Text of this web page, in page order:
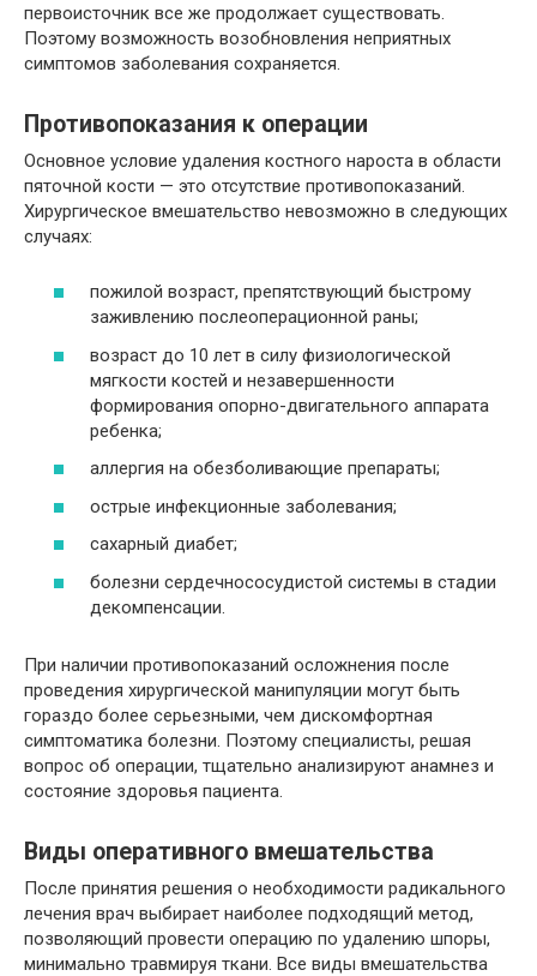
первоисточник все же продолжает существовать.
Поэтому возможность возобновления неприятных
симптомов заболевания сохраняется.
Противопоказания к операции
Основное условие удаления костного нароста в области
пяточной кости — это отсутствие противопоказаний.
Хирургическое вмешательство невозможно в следующих
случаях:
пожилой возраст, препятствующий быстрому
заживлению послеоперационной раны;
возраст до 10 лет в силу физиологической
мягкости костей и незавершенности
формирования опорно-двигательного аппарата
ребенка;
аллергия на обезболивающие препараты;
острые инфекционные заболевания;
сахарный диабет;
болезни сердечнососудистой системы в стадии
декомпенсации.
При наличии противопоказаний осложнения после
проведения хирургической манипуляции могут быть
гораздо более серьезными, чем дискомфортная
симптоматика болезни. Поэтому специалисты, решая
вопрос об операции, тщательно анализируют анамнез и
состояние здоровья пациента.
Виды оперативного вмешательства
После принятия решения о необходимости радикального
лечения врач выбирает наиболее подходящий метод,
позволяющий провести операцию по удалению шпоры,
минимально травмируя ткани. Все виды вмешательства